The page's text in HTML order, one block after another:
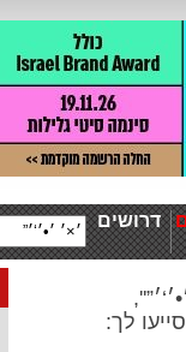
דרושים
לך: